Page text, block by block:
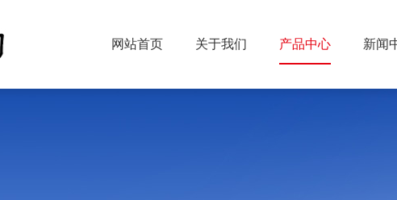
网站首页 关于我们 产品中心 新闻